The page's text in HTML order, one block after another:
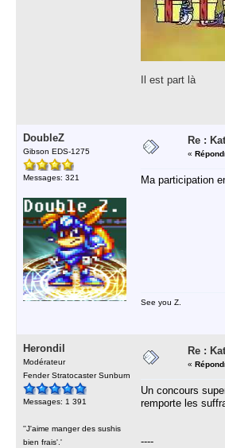
Il est part là
DoubleZ
Gibson EDS-1275
Messages: 321
Re :
«
Ma participation
See you Z.
Herondil
Modérateur
Fender Stratocaster Sunburn
Messages: 1 391
''J'aime manger des sushis
bien frais'.'
Re :
«
Un concours
remporte les
----